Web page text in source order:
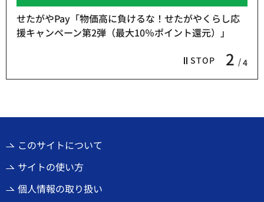
STOP 2 4
せたがやPay「物価高に負けるな！せたがやくらし応
援キャンペーン第2弾（最大10％ポイント還元）」
このサイトについて
サイトの使い方
個人情報の取り扱い